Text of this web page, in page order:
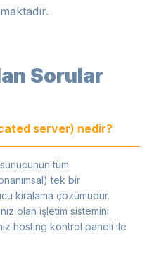
Sorular
server) nedir?
tüm
tek bir
kiralama çözümüdür.
olan işletim sistemini
hosting kontrol paneli ile